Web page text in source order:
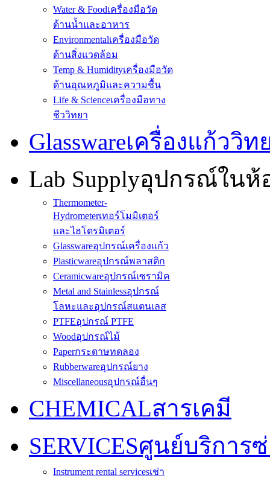
Water & Foodเครื่องมือวัด
ด้านน้ำและอาหาร
Environmentalเครื่องมือวัด
ด้านสิ่งแวดล้อม
Temp & Humidityเครื่องมือวัด
ด้านอุณหภูมิและความชื้น
Life & Scienceเครื่องมือทาง
ชีววิทยา
Glasswareเครื่องแก้ววิท
Lab Supplyอุปกรณ์ในห้
Thermometer-
Hydrometerเทอร์โมมิเตอร์
และไฮโดรมิเตอร์
Glasswareอุปกรณ์เครื่องแก้ว
Plasticwareอุปกรณ์พลาสติก
Ceramicwareอุปกรณ์เซรามิค
Metal and Stainlessอุปกรณ์
โลหะและอุปกรณ์สแตนเลส
PTFEอุปกรณ์ PTFE
Woodอุปกรณ์ไม้
Paperกระดาษทดลอง
Rubberwareอุปกรณ์ยาง
Miscellaneousอุปกรณ์อื่นๆ
CHEMICALสารเคมี
SERVICESศูนย์บริการ
Instrument rental servicesเช่า